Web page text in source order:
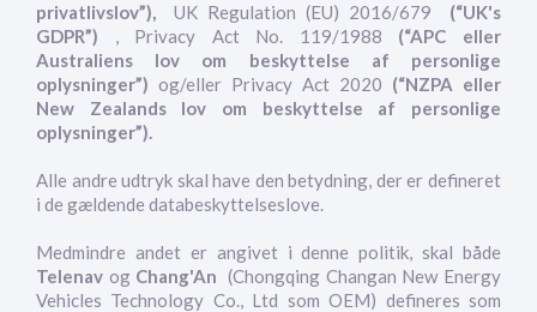
privatlivslov”),
UK Regulation (EU) 2016/679
(“UK's
GDPR”) , Privacy Act No. 119/1988 (“APC eller
Australiens lov om beskyttelse af personlige
oplysninger”) og/eller Privacy Act 2020 (“NZPA eller
New Zealands lov om beskyttelse af personlige
oplysninger”).
Alle andre udtryk skal have den betydning, der er defineret
i de gældende databeskyttelseslove.
Medmindre andet er angivet i denne politik, skal både
Telenav og Chang'An (Chongqing Changan New Energy
Vehicles Technology Co., Ltd som OEM) defineres som